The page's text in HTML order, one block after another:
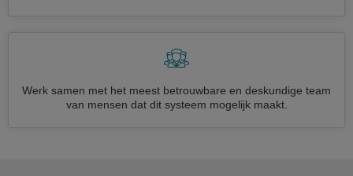
Werk samen met het meest betrouwbare en deskundige team
van mensen dat dit systeem mogelijk maakt.